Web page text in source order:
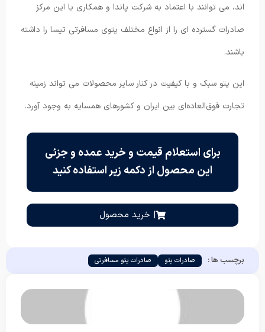
اند، می توانند با اعتماد به شرکت پاندا و همکاری با این مرکز
صادرات گسترده ای را از انواع مختلف پتوی مسافرتی تیسا را داشته
باشند.
این پتو سبک و با کیفیت در کنار سایر محصولات می تواند زمینه
تجارت فوق‌العاده‌ای بین ایران و کشورهای همسایه به وجود آورد.
برای استعلام قیمت و خرید عمده و جزئی
این محصول از دکمه زیر استفاده کنید
| خرید محصول
برچسب ها : صادرات پتو صادرات پتو مسافرتی